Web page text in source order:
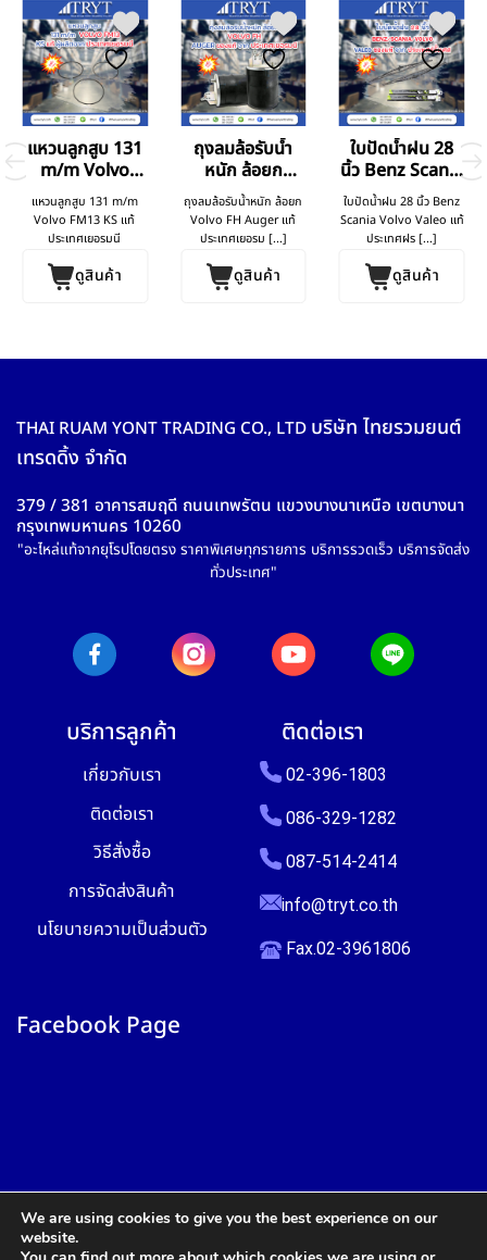
แหวนลูกสูบ 131
m/m Volvo
FM13
แหวนลูกสูบ 131 m/m
Volvo FM13 KS แท้
ประเทศเยอรมนี
ดูสินค้า
ถุงลมล้อรับน้ำ
หนัก ล้อยก
Volvo FH
ถุงลมล้อรับน้ำหนัก ล้อยก
Volvo FH Auger แท้
ประเทศเยอรม [...]
ดูสินค้า
ใบปัดน้ำฝน 28
นิ้ว Benz Scania
Volvo
ใบปัดน้ำฝน 28 นิ้ว Benz
Scania Volvo Valeo แท้
ประเทศฝร [...]
ดูสินค้า
THAI RUAM YONT TRADING CO., LTD บริษัท ไทยรวมยนต์
เทรดดิ้ง จำกัด
379 / 381 อาคารสมฤดี ถนนเทพรัตน แขวงบางนาเหนือ เขตบางนา
กรุงเทพมหานคร 10260
"อะไหล่แท้จากยุโรปโดยตรง ราคาพิเศษทุกรายการ บริการรวดเร็ว บริการจัดส่ง
ทั่วประเทศ"
บริการลูกค้า
เกี่ยวกับเรา
ติดต่อเรา
วิธีสั่งซื้อ
การจัดส่งสินค้า
นโยบายความเป็นส่วนตัว
ติดต่อเรา
02-396-1803
086-329-1282
087-514-2414
info@tryt.co.th
Fax.02-3961806
Facebook Page
We are using cookies to give you the best experience on our
website.